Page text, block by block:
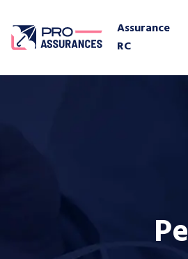
Assurance
RC